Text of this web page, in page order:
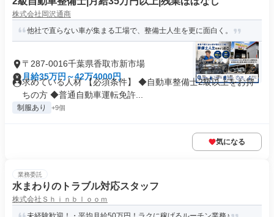
株式会社岡沢通商
他社で直らない車が集まる工場で、整備士人生を更に面白く。
〒287-0016千葉県香取市新市場
月給35万円～42万4000円
求めている人材 【必須条件】 ◆自動車整備士2級以上をお持
ちの方 ◆普通自動車運転免許...
制服あり +9個
気になる
業務委託
水まわりのトラブル対応スタッフ
株式会社Ｓｈｉｎｂｌｏｏｍ